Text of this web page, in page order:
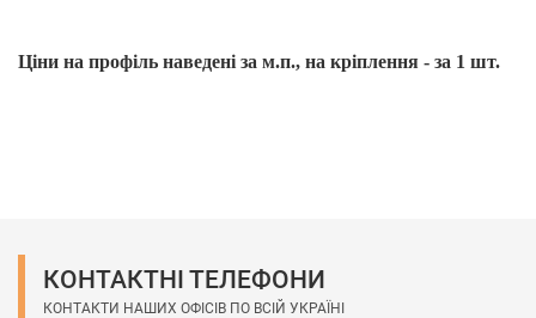
Ціни на профіль наведені за м.п., на кріплення - за 1 шт.
КОНТАКТНІ ТЕЛЕФОНИ
КОНТАКТИ НАШИХ ОФІСІВ ПО ВСІЙ УКРАЇНІ